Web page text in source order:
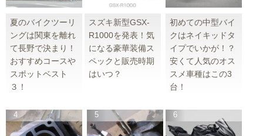
夏のバイクツーリ
ングは関東を離れ
て長野で決まり！
おすすめコースや
スポットベスト
３！
スズキ新型GSX-
R1000を発表！気
になる豪華装備ス
ペックと販売時期
はいつ？
初めての中型バイ
クはネイキッドタ
イプでいかが！？
安くて人気のオス
スメ車種はこの3
台！